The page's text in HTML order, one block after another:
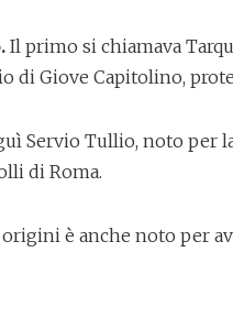
Il primo si chiamava
di Giove Capitolino,
Servio Tullio, noto per
di Roma.
è anche noto per